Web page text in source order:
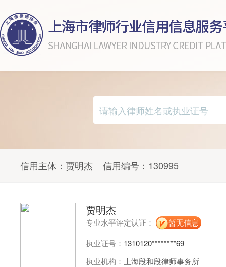
信用主体： 贾明杰 信用编号： 130995
贾明杰
专业水平评定认证：
暂无信息
执业证号： 1310120********69
执业机构： 上海段和段律师事务所